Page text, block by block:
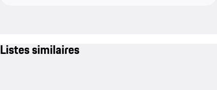
Listes similaires